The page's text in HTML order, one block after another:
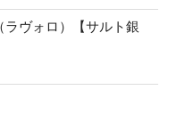
ヴォロ）【サルト銀